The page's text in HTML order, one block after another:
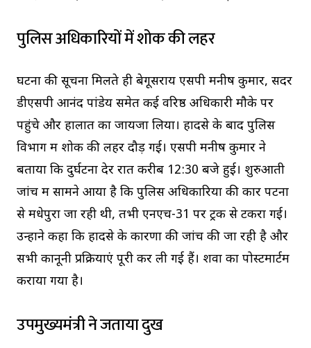
पुलिस अधिकारियों में शोक की लहर
घटना की सूचना मिलते ही बेगूसराय एसपी मनीष कुमार, सदर
डीएसपी आनंद पांडेय समेत कई वरिष्ठ अधिकारी मौके पर
पहुंचे और हालात का जायजा लिया। हादसे के बाद पुलिस
विभाग में शोक की लहर दौड़ गई। एसपी मनीष कुमार ने
बताया कि दुर्घटना देर रात करीब 12:30 बजे हुई। शुरुआती
जांच में सामने आया है कि पुलिस अधिकारियों की कार पटना
से मधेपुरा जा रही थी, तभी एनएच-31 पर ट्रक से टकरा गई।
उन्होंने कहा कि हादसे के कारणों की जांच की जा रही है और
सभी कानूनी प्रक्रियाएं पूरी कर ली गई हैं। शवों का पोस्टमार्टम
कराया गया है।
उपमुख्यमंत्री ने जताया दुख